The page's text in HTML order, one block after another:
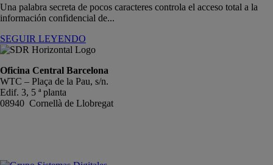
Una palabra secreta de pocos caracteres controla el acceso total a la
información confidencial de...
SEGUIR LEYENDO
Oficina Central Barcelona
WTC – Plaça de la Pau, s/n.
Edif. 3, 5 ª planta
08940 Cornellà de Llobregat